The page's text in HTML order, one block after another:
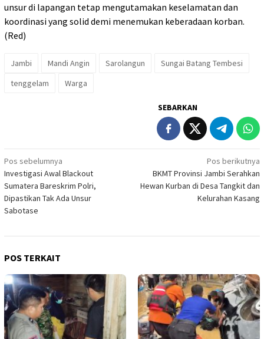
unsur di lapangan tetap mengutamakan keselamatan dan
koordinasi yang solid demi menemukan keberadaan korban.
(Red)
Jambi Mandi Angin Sarolangun
Sungai Batang Tembesi
tenggelam
Warga
SEBARKAN
Navigasi
pos
Pos sebelumnya
Investigasi Awal Blackout
Sumatera Bareskrim Polri,
Dipastikan Tak Ada Unsur
Sabotase
Pos berikutnya
BKMT Provinsi Jambi Serahkan
Hewan Kurban di Desa Tangkit dan
Kelurahan Kasang
POS TERKAIT